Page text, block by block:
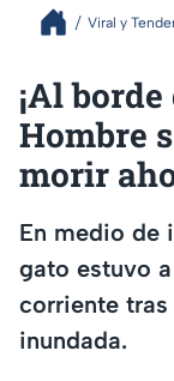
Viral y
¡Al
Hombre
morir
En medio de
gato estuvo
corriente tras
inundada.